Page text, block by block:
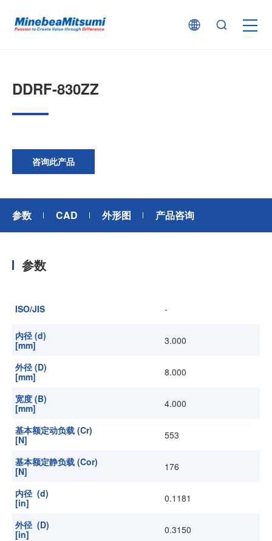
新闻
企业信息
加入我们
DDRF-830ZZ
咨询此产品
参数 CAD 外形图 产品咨询
参数
ISO/JIS -
内径 (d)
[mm]
3.000
外径 (D)
[mm]
8.000
宽度 (B)
[mm]
4.000
基本额定动负载 (Cr)
[N]
553
基本额定静负载 (Cor)
[N]
176
内径 (d)
[in]
0.1181
外径 (D)
[in]
0.3150